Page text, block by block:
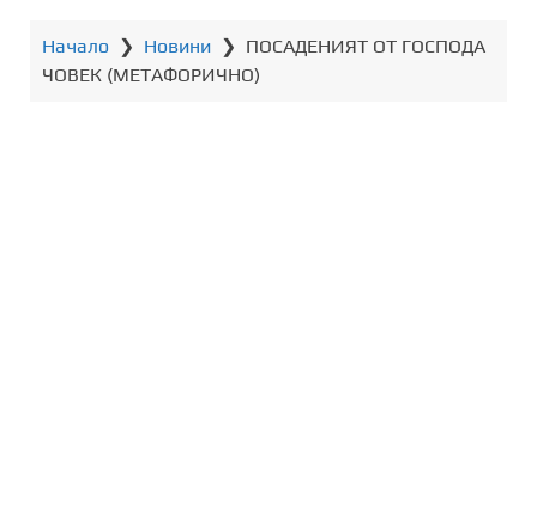
Начало ❯ Новини ❯ ПОСАДЕНИЯТ ОТ ГОСПОДА
ЧОВЕК (МЕТАФОРИЧНО)